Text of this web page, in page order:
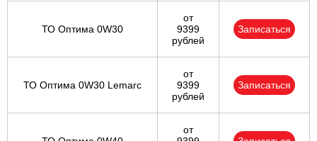
ТО Оптима 0W30
от
9399
рублей
Записаться
ТО Оптима 0W30 Lemarc
от
9399
рублей
Записаться
от